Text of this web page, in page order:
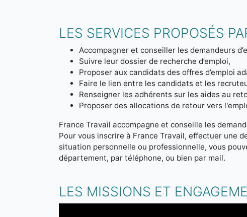
LES SERVICES PROPOSÉS
Accompagner et conseiller les demandeurs
Suivre leur dossier de recherche d’emploi,
Proposer aux candidats des offres d’emploi
Faire le lien entre les candidats et les
Renseigner les adhérents sur les aides au
Proposer des allocations de retour vers
France Travail accompagne et conseille les
Pour vous inscrire à France Travail, effectuer une
situation personnelle ou professionnelle, vous
département, par téléphone, ou bien par mail.
LES MISSIONS ET